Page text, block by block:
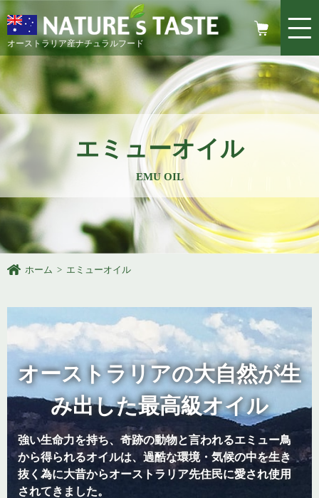
オーストラリア産ナチュラルフード
エミューオイル
EMU OIL
ホーム > エミューオイル
オーストラリアの大自然が生
み出した最高級オイル
強い生命力を持ち、奇跡の動物と言われるエミュー鳥
から得られるオイルは、過酷な環境・気候の中を生き
抜く為に大昔からオーストラリア先住民に愛され使用
されてきました。